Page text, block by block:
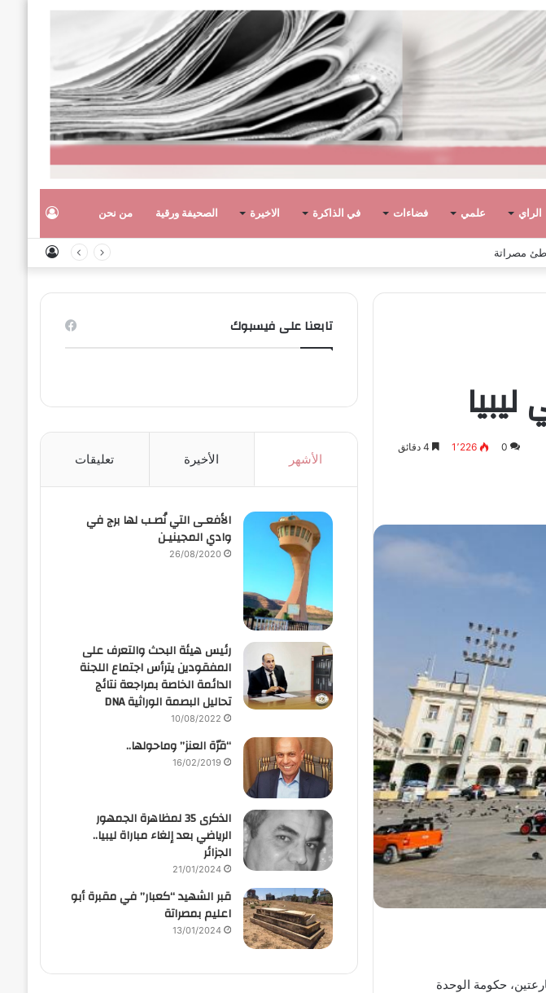
الراي علمي فضاءات في الذاكرة الاخيرة الصحيفة ورقية من نحن
0 1٬226
حكومة الوحدة
تابعنا على فيسبوك
الأشهر الأخيرة تعليقات
الأفعـى التي نُصـب لها برج في
وادي المجينيـن
26/08/2020
رئيس هيئة البحث والتعرف على
المفقودين يترأس اجتماع اللجنة
الدائمة الخاصة بمراجعة نتائج
تحاليل البصمة الوراثية DNA
10/08/2022
“قرّة العنز” وماحولها..
16/02/2019
الذكرى 35 لمظاهرة الجمهور
الرياضي بعد إلغاء مباراة ليبيا..
الجزائر
21/01/2024
قبر الشهيد “كعبار” في مقبرة أبو
اعليم بمصراتة
13/01/2024